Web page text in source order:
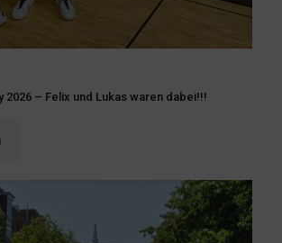
2026 – Felix und Lukas waren dabei!!!